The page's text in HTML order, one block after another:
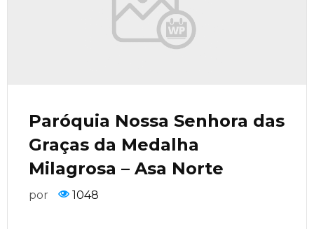
Paróquia Nossa Senhora das
Graças da Medalha
Milagrosa – Asa Norte
por 1048